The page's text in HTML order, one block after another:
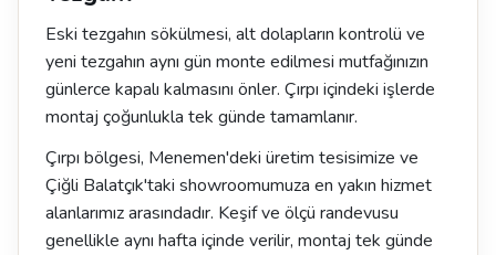
Eski tezgahın sökülmesi, alt dolapların kontrolü ve
yeni tezgahın aynı gün monte edilmesi mutfağınızın
günlerce kapalı kalmasını önler. Çırpı içindeki işlerde
montaj çoğunlukla tek günde tamamlanır.
Çırpı bölgesi, Menemen'deki üretim tesisimize ve
Çiğli Balatçık'taki showroomumuza en yakın hizmet
alanlarımız arasındadır. Keşif ve ölçü randevusu
genellikle aynı hafta içinde verilir, montaj tek günde